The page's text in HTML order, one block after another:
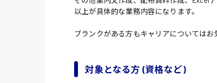
以上が具体的な業務内容になります。
ブランクがある方もキャリアについては
対象となる方 (資格など)